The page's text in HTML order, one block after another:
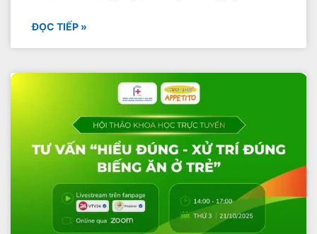
ĐỌC TIẾP »